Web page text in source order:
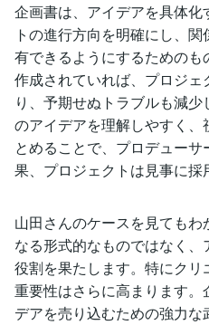
企画書は、アイデアを具体
トの進行方向を明確にし、
有できるようにするための
作成されていれば、プロジ
り、予期せぬトラブルも減
のアイデアを理解しやすく、
とめることで、プロデュー
果、プロジェクトは見事に採
山田さんのケースを見ても
なる形式的なものではなく
役割を果たします。特にク
重要性はさらに高まります
デアを売り込むための強力な